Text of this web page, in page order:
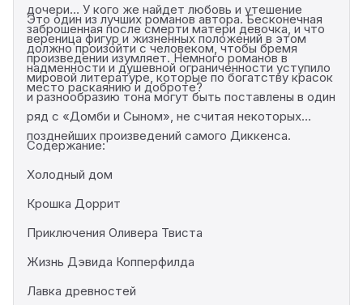
дочери… У кого же найдет любовь и утешение
заброшенная после смерти матери девочка, и что
должно произойти с человеком, чтобы бремя
надменности и душевной ограниченности уступило
место раскаянию и доброте?
Это один из лучших романов автора. Бесконечная
вереница фигур и жизненных положений в этом
произведении изумляет. Немного романов в
мировой литературе, которые по богатству красок
и разнообразию тона могут быть поставлены в один
ряд с «Домби и Сыном», не считая некоторых
позднейших произведений самого Диккенса.
Содержание:
Холодный дом
Крошка Доррит
Приключения Оливера Твиста
Жизнь Дэвида Копперфилда
Лавка древностей